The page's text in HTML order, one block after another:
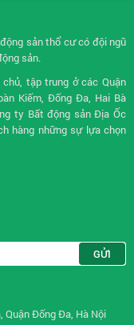
sảnthổ cư có đội ngũ
sản.
tập trung ở các Quận
Kiếm, Đống Đa, Hai Bà
ty Bất động sản Địa Ốc
hàng những sự lựa chọn
Quận Đống Đa, Hà Nội